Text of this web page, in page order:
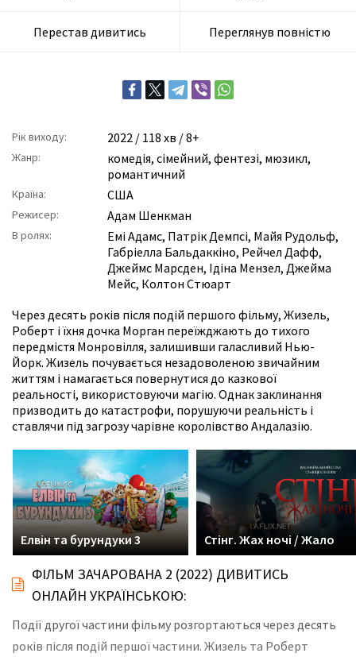
Перестав дивитись Переглянув повністю
Рік виходу: 2022 / 118 хв / 8+
Жанр: комедія, сімейний, фентезі, мюзикл,
романтичний
Країна: США
Режисер: Адам Шенкман
В ролях: Емі Адамс, Патрік Демпсі, Майя Рудольф,
Габріелла Бальдаккіно, Рейчел Дафф,
Джеймс Марсден, Ідіна Мензел, Джейма
Мейс, Колтон Стюарт
Через десять років після подій першого фільму, Жизель,
Роберт і їхня дочка Морган переїжджають до тихого
передмістя Монровілля, залишивши галасливий Нью-
Йорк. Жизель почувається незадоволеною звичайним
життям і намагається повернутися до казкової
реальності, використовуючи магію. Однак заклинання
призводить до катастрофи, порушуючи реальність і
ставлячи під загрозу чарівне королівство Андалазію.
Елвін та бурундуки 3 Стінг. Жах ночі / Жало
ФІЛЬМ ЗАЧАРОВАНА 2 (2022) ДИВИТИСЬ
ОНЛАЙН УКРАЇНСЬКОЮ:
Події другої частини фільму розгортаються через десять
років після подій першої частини. Жизель та Роберт